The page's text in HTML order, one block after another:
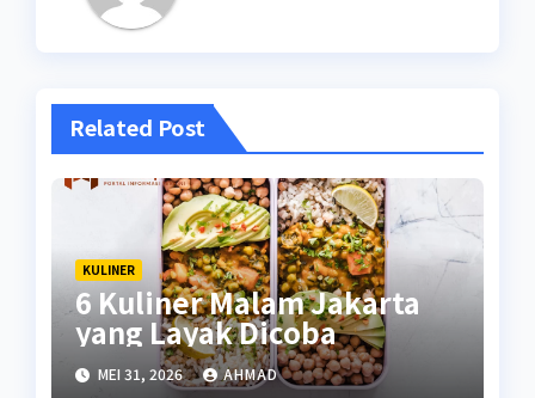
Related Post
KULINER
6 Kuliner Malam Jakarta
yang Layak Dicoba
MEI 31, 2026 AHMAD